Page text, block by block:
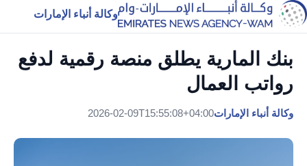
وكالة أنباء الإمارات
بنك المارية يطلق منصة رقمية لدفع
رواتب العمال
وكالة أنباء الإمارات2026-02-09T15:55:08+04:00